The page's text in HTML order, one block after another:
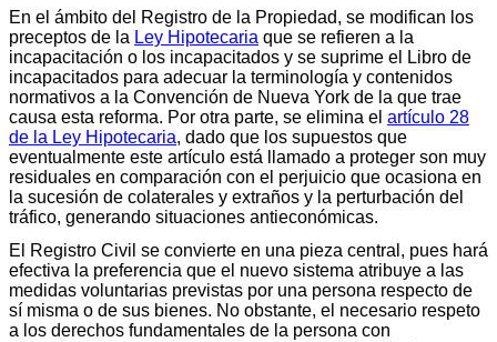
En el ámbito del Registro de la Propiedad, se modifican los
preceptos de la Ley Hipotecaria que se refieren a la
incapacitación o los incapacitados y se suprime el Libro de
incapacitados para adecuar la terminología y contenidos
normativos a la Convención de Nueva York de la que trae
causa esta reforma. Por otra parte, se elimina el artículo 28
de la Ley Hipotecaria, dado que los supuestos que
eventualmente este artículo está llamado a proteger son muy
residuales en comparación con el perjuicio que ocasiona en
la sucesión de colaterales y extraños y la perturbación del
tráfico, generando situaciones antieconómicas.
El Registro Civil se convierte en una pieza central, pues hará
efectiva la preferencia que el nuevo sistema atribuye a las
medidas voluntarias previstas por una persona respecto de
sí misma o de sus bienes. No obstante, el necesario respeto
a los derechos fundamentales de la persona con